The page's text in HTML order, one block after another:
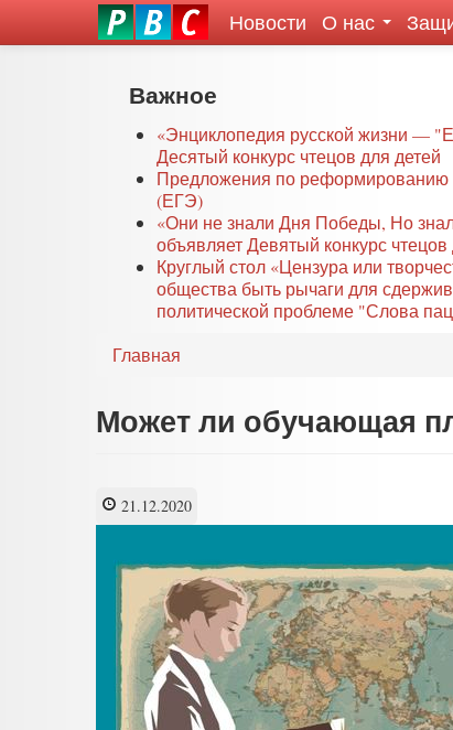
Новости О нас
Важное
«Энциклопедия русской жизни —
Десятый конкурс чтецов для детей
Предложения по реформированию
(ЕГЭ)
«Они не знали Дня Победы, Но
объявляет Девятый конкурс чтецов
Круглый стол «Цензура или
общества быть рычаги для
политической проблеме "Слова
Главная
Может ли обучающая
21.12.2020